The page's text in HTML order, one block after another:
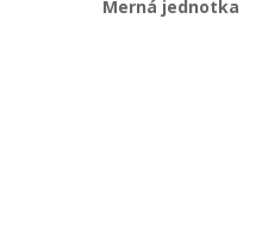
Merná jednotka